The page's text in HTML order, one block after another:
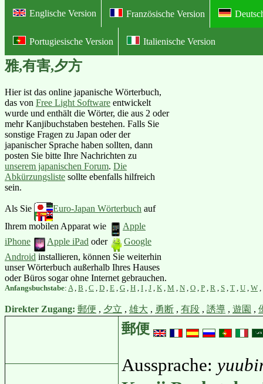
Englische Version Französische Version
Portugiesische Version Italienische Version
Online Illustriertes Deutsch-
雅,有害,夕方
Hier ist das online japanische Wörterbuch,
das von Free Light Software entwickelt
wurde und enthält die Wörter, die aus 2 oder
mehr Kanjibuchstaben bestehen. Falls Sie
sonstige Fragen zu Japan oder der
japanischer Sprache haben sollten, dann
posten Sie bitte Ihre Nachrichten zu
unserem japanischen Forum. Die
Abkürzungsliste sollte ebenfalls hilfreich
sein.
Als Sie Euro-Japan Wörterbuch auf
Ihrem mobilen Apparat wie
Apple
iPhone
Apple iPad oder
Google
Android installieren, können Sie weiterhin
unser Wörterbuch außerhalb Ihres Hauses
oder Büros sogar ohne Internet gebrauchen.
Anfangsbuchstabe: A B C D E G H I J K M N O P R S T U W
Direkter Zugang: 郵便 , 夕立 , 雄大 , 勇断 , 有段 , 誘導 , 遊園 ,
郵便
Aussprache: